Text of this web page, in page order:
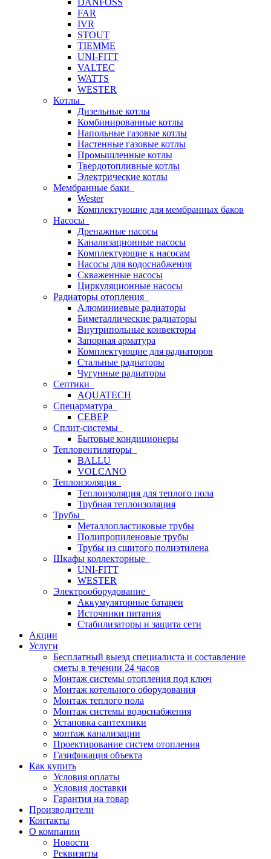
DANFOSS
FAR
IVR
STOUT
TIEMME
UNI-FITT
VALTEC
WATTS
WESTER
Котлы
Дизельные котлы
Комбинированные котлы
Напольные газовые котлы
Настенные газовые котлы
Промышленные котлы
Твердотопливные котлы
Электрические котлы
Мембранные баки
Wester
Комплектуюшие для мембранных баков
Насосы
Дренажные насосы
Канализационные насосы
Комплектующие к насосам
Насосы для водоснабжения
Скваженные насосы
Циркуляционные насосы
Радиаторы отопления
Алюминиевые радиаторы
Биметаллические радиаторы
Внутрипольные конвекторы
Запорная арматура
Комплектующие для радиаторов
Стальные радиаторы
Чугунные радиаторы
Септики
AQUATECH
Спецарматура
СЕВЕР
Сплит-системы
Бытовые кондиционеры
Тепловентиляторы
BALLU
VOLCANO
Теплоизоляция
Теплоизоляция для теплого пола
Трубная теплоизоляция
Трубы
Металлопластиковые трубы
Полипропиленовые трубы
Трубы из сшитого полиэтилена
Шкафы коллекторные
UNI-FITT
WESTER
Электрооборудование
Аккумуляторные батареи
Источники питания
Стабилизаторы и защита сети
Акции
Услуги
Бесплатный выезд специалиста и составление
сметы в течении 24 часов
Монтаж системы отопления под ключ
Монтаж котельного оборудования
Монтаж теплого пола
Монтаж системы водоснабжения
Установка сантехники
монтаж канализации
Проектирование систем отопления
Газификация объекта
Как купить
Условия оплаты
Условия доставки
Гарантия на товар
Производители
Контакты
О компании
Новости
Реквизиты